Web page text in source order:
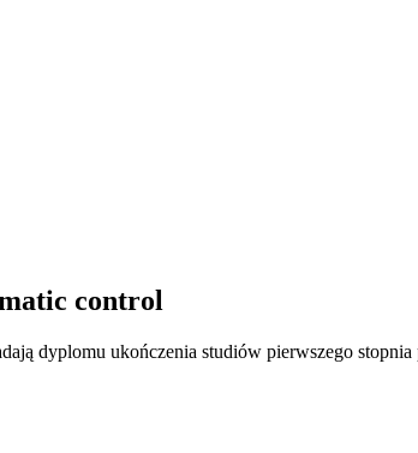
control
dyplomu ukończenia studiów pierwszego